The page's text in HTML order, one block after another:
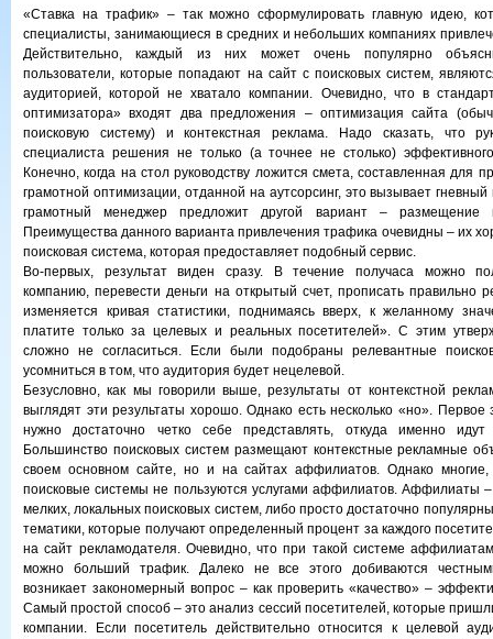
«Ставка на трафик» – так можно сформулировать главную идею,
специалисты, занимающиеся в средних и небольших компаниях
Действительно, каждый из них может очень популярно
пользователи, которые попадают на сайт с поисковых систем,
аудиторией, которой не хватало компании. Очевидно, что в
оптимизатора» входят два предложения – оптимизация сайта
поисковую систему) и контекстная реклама. Надо сказать, что
специалиста решения не только (а точнее не столько)
Конечно, когда на стол руководству ложится смета, составленная для
грамотной оптимизации, отданной на аутсорсинг, это вызывает гневный
грамотный менеджер предложит другой вариант – размещение
Преимущества данного варианта привлечения трафика очевидны – их
поисковая система, которая предоставляет подобный сервис.
Во-первых, результат виден сразу. В течение получаса можно
компанию, перевести деньги на открытый счет, прописать правильно
изменяется кривая статистики, поднимаясь вверх, к желанному
платите только за целевых и реальных посетителей». С этим
сложно не согласиться. Если были подобраны релевантные
усомниться в том, что аудитория будет нецелевой.
Безусловно, как мы говорили выше, результаты от контекстной
выглядят эти результаты хорошо. Однако есть несколько «но». Первое
нужно достаточно четко себе представлять, откуда именно
Большинство поисковых систем размещают контекстные рекламные
своем основном сайте, но и на сайтах аффилиатов. Однако многие,
поисковые системы не пользуются услугами аффилиатов. Аффилиаты
мелких, локальных поисковых систем, либо просто достаточно
тематики, которые получают определенный процент за каждого
на сайт рекламодателя. Очевидно, что при такой системе
можно больший трафик. Далеко не все этого добиваются
возникает закономерный вопрос – как проверить «качество» –
Самый простой способ – это анализ сессий посетителей, которые
компании. Если посетитель действительно относится к целевой